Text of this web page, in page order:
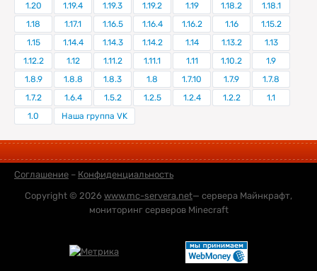
1.20
1.19.4 1.19.3 1.19.2 1.19 1.18.2
1.18.1
1.18
1.17.1 1.16.5 1.16.4 1.16.2 1.16
1.15.2
1.15
1.14.4 1.14.3 1.14.2 1.14 1.13.2
1.13
1.12.2
1.12 1.11.2 1.11.1 1.11 1.10.2
1.9
1.8.9
1.8.8 1.8.3 1.8 1.7.10 1.7.9
1.7.8
1.7.2
1.6.4 1.5.2 1.2.5 1.2.4 1.2.2
1.1
1.0
Наша группа VK
Соглашение – Конфиденциальность
Copyright © 2026 www.mc-servera.net— сервера Майнкрафт,
мониторинг серверов Minecraft